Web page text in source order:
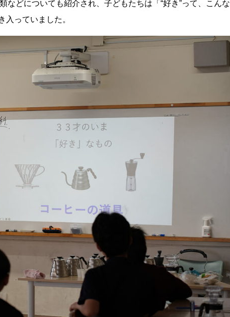
どについても紹介され、子どもたちは「“好き”って、こんな
入っていました。